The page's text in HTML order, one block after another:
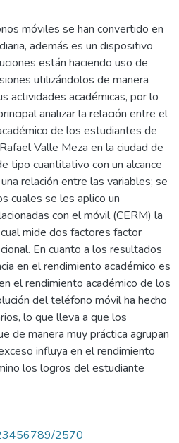
móviles se han convertido en
además es un dispositivo
están haciendo uso de
utilizándolos de manera
actividades académicas, por lo
analizar la relación entre el
de los estudiantes de
Valle Meza en la ciudad de
tipo cuantitativo con un alcance
relación entre las variables; se
cuales se les aplico un
con el móvil (CERM) la
mide dos factores factor
En cuanto a los resultados
en el rendimiento académico es
el rendimiento académico de los
del teléfono móvil ha hecho
lo que lleva a que los
de manera muy práctica agrupan
influya en el rendimiento
los logros del estudiante
2570